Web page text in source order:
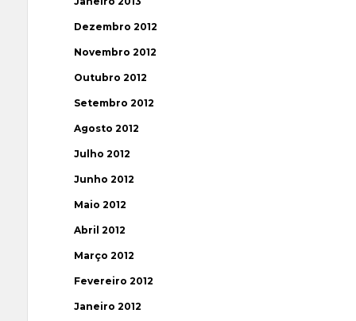
Dezembro 2012
Novembro 2012
Outubro 2012
Setembro 2012
Agosto 2012
Julho 2012
Junho 2012
Maio 2012
Abril 2012
Março 2012
Fevereiro 2012
Janeiro 2012